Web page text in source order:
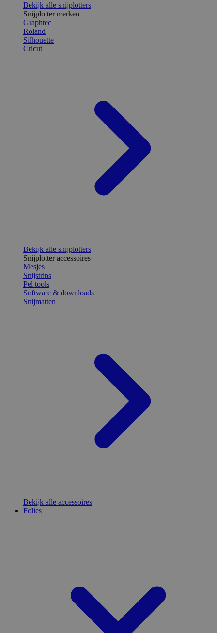
Bekijk alle snijplotters
Snijplotter merken
Graphtec
Roland
Silhouette
Cricut
Bekijk alle snijplotters
Snijplotter accessoires
Mesjes
Snijstrips
Pel tools
Software & downloads
Snijmatten
Bekijk alle accessoires
Folies